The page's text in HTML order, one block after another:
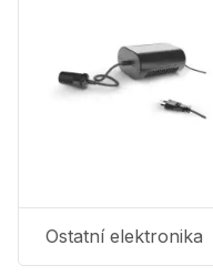
Ostatní elektronika